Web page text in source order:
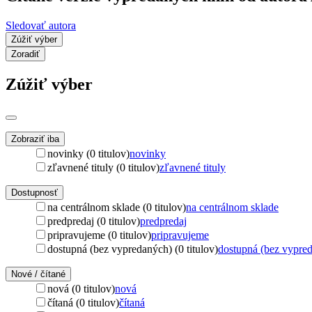
Sledovať autora
Zúžiť výber
Zoradiť
Zúžiť výber
Zobraziť iba
novinky (0 titulov)novinky
zľavnené tituly (0 titulov)zľavnené tituly
Dostupnosť
na centrálnom sklade (0 titulov)na centrálnom sklade
predpredaj (0 titulov)predpredaj
pripravujeme (0 titulov)pripravujeme
dostupná (bez vypredaných) (0 titulov)dostupná (bez
Nové / čítané
nová (0 titulov)nová
čítaná (0 titulov)čítaná